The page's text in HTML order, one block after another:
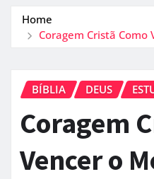
Home
Coragem Cristã Como
BÍBLIA DEUS
Coragem
Vencer o